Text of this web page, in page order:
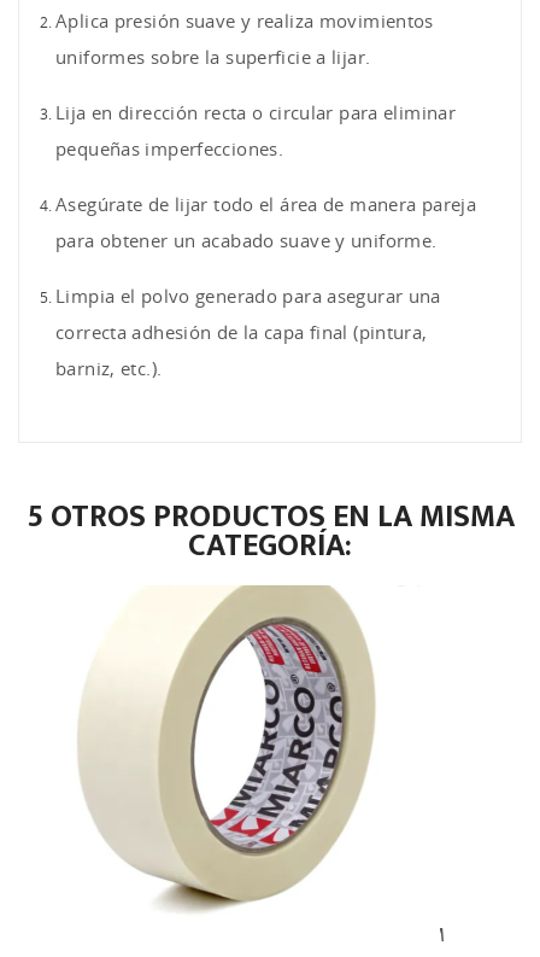
Aplica presión suave y realiza movimientos
uniformes sobre la superficie a lijar.
Lija en dirección recta o circular para eliminar
pequeñas imperfecciones.
Asegúrate de lijar todo el área de manera pareja
para obtener un acabado suave y uniforme.
Limpia el polvo generado para asegurar una
correcta adhesión de la capa final (pintura,
barniz, etc.).
5 OTROS PRODUCTOS EN LA MISMA
CATEGORÍA:
KREPP, CINTA DE CARROCERO – 36 X 45 M